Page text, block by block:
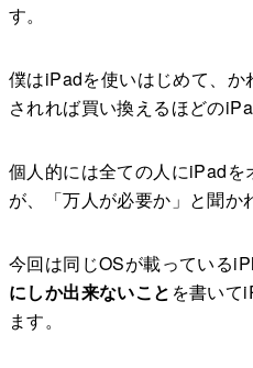
す。
僕はiPadを使いはじめて、
されれば買い換えるほどの
個人的には全ての人にiPadを
が、「万人が必要か」と聞か
今回は同じOSが載っている
にしか出来ないこと を書いて
ます。